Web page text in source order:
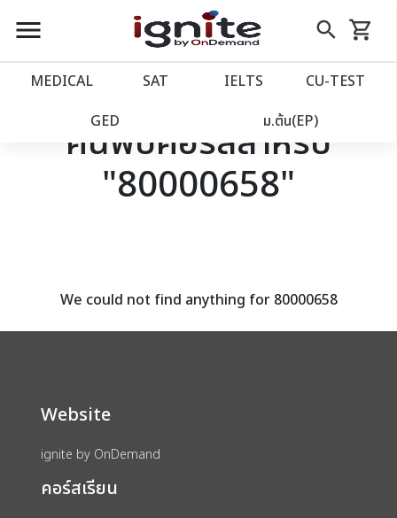
close
account_balance หน้าแรก
เว็บไซต์อิกไนท์
โปรโมชั่น
assignment ลงทะเบียน
menu search
Skip
to
shopping_cart
รถเข็น
MEDICAL SAT IELTS CU‑TEST
GED ม.ต้น(EP)
ค้นพบคอร์สสำหรับ
"80000658"
We could not find anything for 80000658
Website
ignite by OnDemand
คอร์สเรียน